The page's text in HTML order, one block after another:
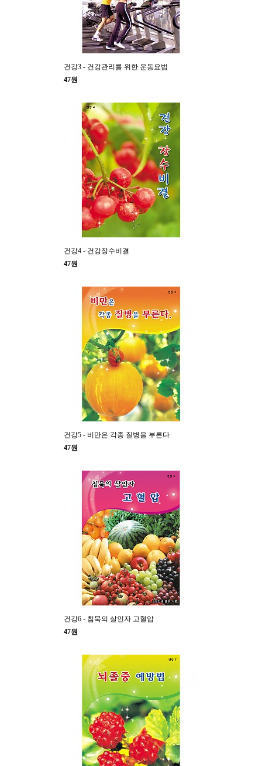
건강3 - 건강관리를 위한 운동요법
47원
건강4 - 건강장수비결
47원
건강5 - 비만은 각종 질병을 부른다
47원
건강6 - 침묵의 살인자 고혈압
47원